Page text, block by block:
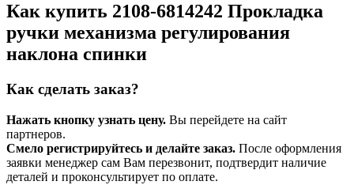
Как купить 2108-6814242 Прокладка
ручки механизма регулирования
наклона спинки
Как сделать заказ?
Нажать кнопку узнать цену. Вы перейдете на сайт
партнеров.
Смело регистрируйтесь и делайте заказ. После оформления
заявки менеджер сам Вам перезвонит, подтвердит наличие
деталей и проконсультирует по оплате.